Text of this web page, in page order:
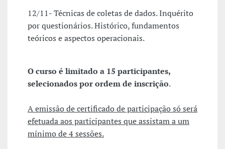
12/11- Técnicas de coletas de dados. Inquérito
por questionários. Histórico, fundamentos
teóricos e aspectos operacionais.
O curso é limitado a 15 participantes,
selecionados por ordem de inscrição.
A emissão de certificado de participação só será
efetuada aos participantes que assistam a um
mínimo de 4 sessões.